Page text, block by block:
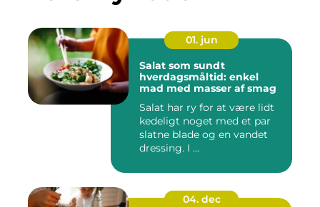
01. jun
Salat som sundt
hverdagsmåltid: enkel
mad med masser af smag
Salat har ry for at være lidt
kedeligt noget med et par
slatne blade og en vandet
dressing. I ...
04. dec